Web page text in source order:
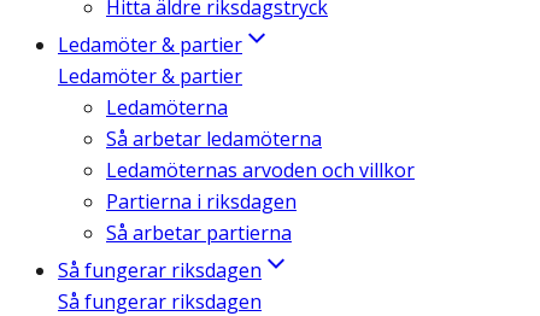
Hitta äldre riksdagstryck
Ledamöter & partier
Ledamöter & partier
Ledamöterna
Så arbetar ledamöterna
Ledamöternas arvoden och villkor
Partierna i riksdagen
Så arbetar partierna
Så fungerar riksdagen
Så fungerar riksdagen